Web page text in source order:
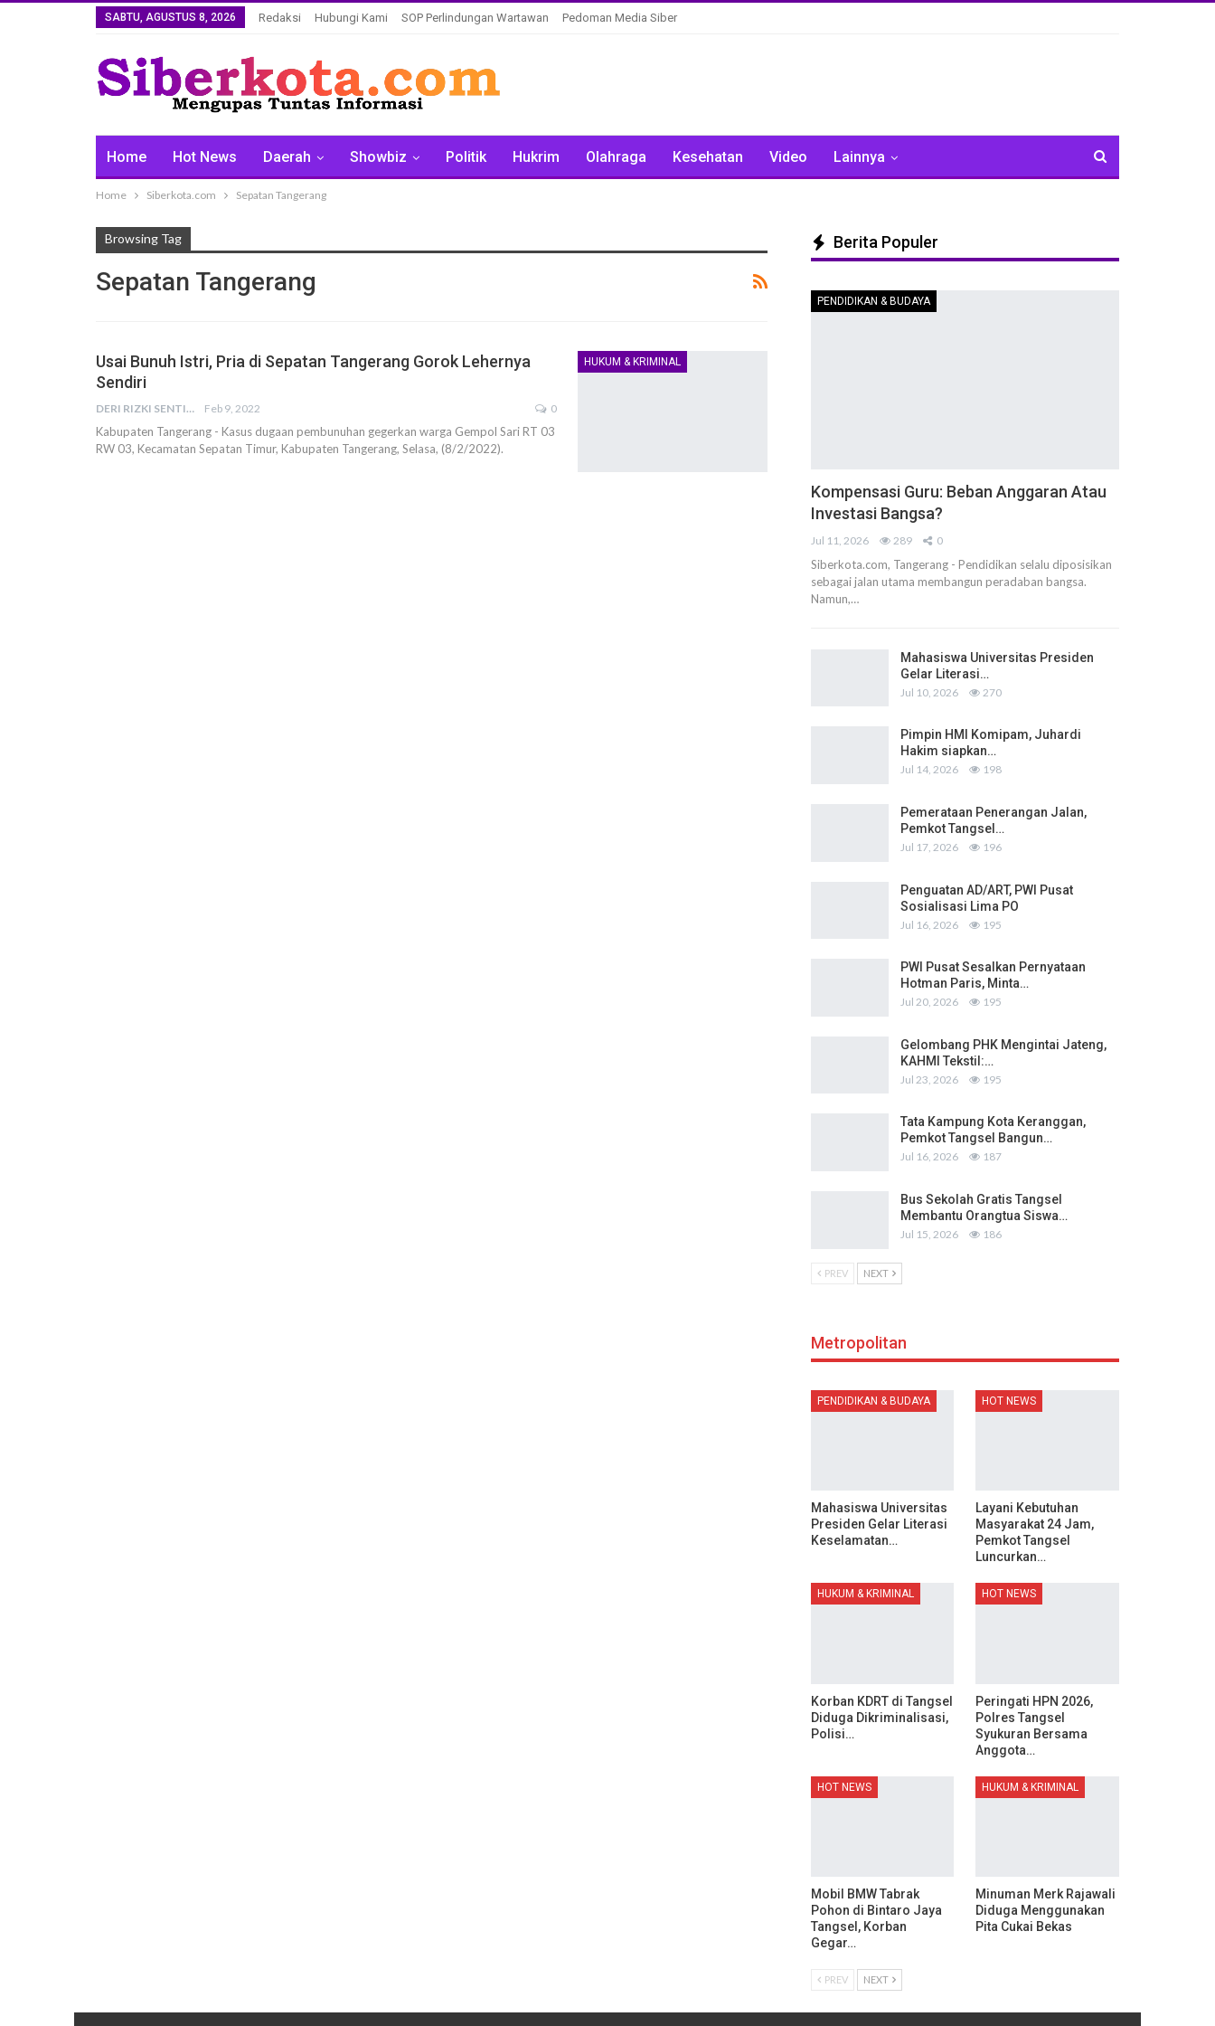
SABTU, AGUSTUS 8, 2026 Redaksi Hubungi Kami SOP Perlindungan Wartawan Pedoman Media Siber
Home Hot News Daerah Showbiz Politik Hukrim Olahraga Kesehatan Video Lainnya
Home Siberkota.com Sepatan Tangerang
Browsing Tag
Sepatan Tangerang
HUKUM & KRIMINAL
Usai Bunuh Istri, Pria di Sepatan Tangerang Gorok Lehernya
Sendiri
DERI RIZKI SENTIKA Feb 9, 2022 0
Kabupaten Tangerang - Kasus dugaan pembunuhan gegerkan warga Gempol Sari RT 03
RW 03, Kecamatan Sepatan Timur, Kabupaten Tangerang, Selasa, (8/2/2022).
Berita Populer
PENDIDIKAN & BUDAYA
Kompensasi Guru: Beban Anggaran Atau
Investasi Bangsa?
Jul 11, 2026 289 0
Siberkota.com, Tangerang - Pendidikan selalu diposisikan
sebagai jalan utama membangun peradaban bangsa.
Namun,…
Mahasiswa Universitas Presiden
Gelar Literasi…
Jul 10, 2026 270
Pimpin HMI Komipam, Juhardi
Hakim siapkan…
Jul 14, 2026 198
Pemerataan Penerangan Jalan,
Pemkot Tangsel…
Jul 17, 2026 196
Penguatan AD/ART, PWI Pusat
Sosialisasi Lima PO
Jul 16, 2026 195
PWI Pusat Sesalkan Pernyataan
Hotman Paris, Minta…
Jul 20, 2026 195
Gelombang PHK Mengintai Jateng,
KAHMI Tekstil:…
Jul 23, 2026 195
Tata Kampung Kota Keranggan,
Pemkot Tangsel Bangun…
Jul 16, 2026 187
Bus Sekolah Gratis Tangsel
Membantu Orangtua Siswa…
Jul 15, 2026 186
PREV NEXT
Metropolitan
PENDIDIKAN & BUDAYA
Mahasiswa Universitas
Presiden Gelar Literasi
Keselamatan…
HOT NEWS
Layani Kebutuhan
Masyarakat 24 Jam,
Pemkot Tangsel
Luncurkan…
HUKUM & KRIMINAL
Korban KDRT di Tangsel
Diduga Dikriminalisasi,
Polisi…
HOT NEWS
Peringati HPN 2026,
Polres Tangsel
Syukuran Bersama
Anggota…
HOT NEWS
Mobil BMW Tabrak
Pohon di Bintaro Jaya
Tangsel, Korban
Gegar…
HUKUM & KRIMINAL
Minuman Merk Rajawali
Diduga Menggunakan
Pita Cukai Bekas
PREV NEXT